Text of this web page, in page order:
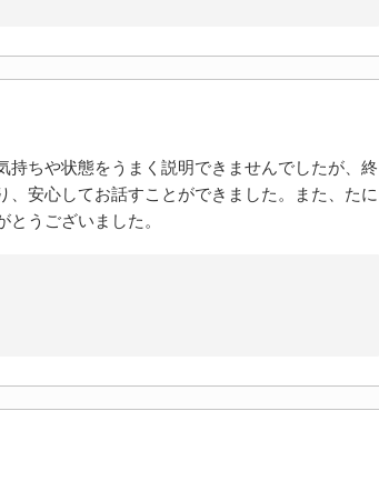
持ちや状態をうまく説明できませんでしたが、終
安心してお話すことができました。また、たに
うございました。